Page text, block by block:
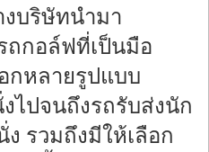
บริษัทนำมา
ถกอล์ฟที่เป็นมือ
กหลายรูปแบบ
ไปจนถึงรถรับส่งนัก
รวมถึงมีให้เลือก